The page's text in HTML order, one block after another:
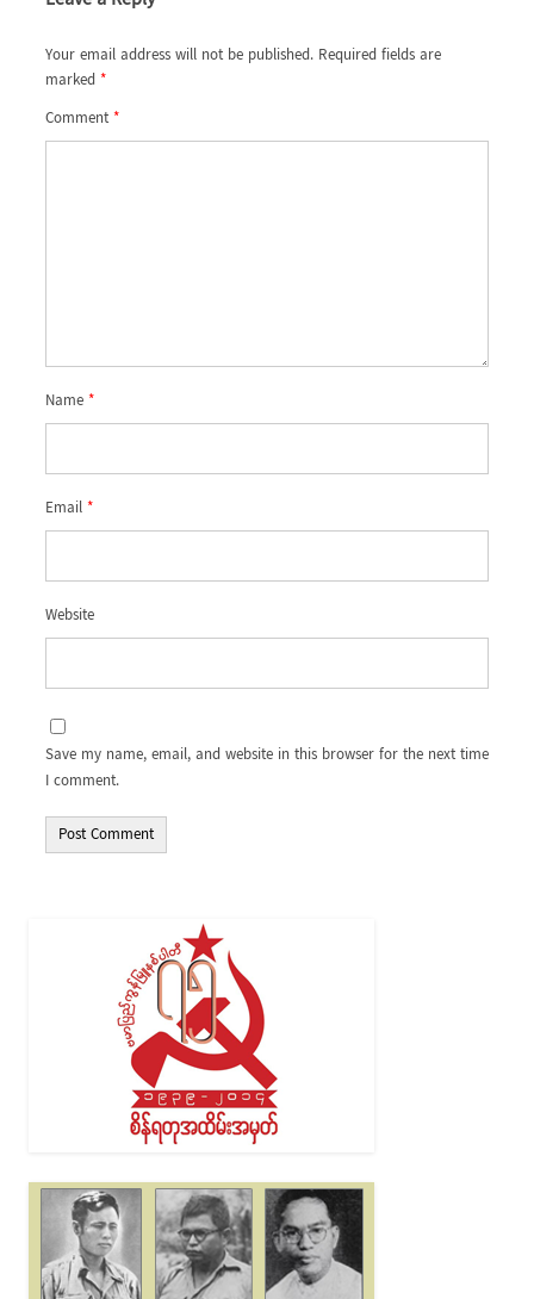
Your email address will not be published. Required fields are
marked*
Comment*
Name*
Email*
Website
Save my name, email, and website in this browser for the next time
I comment.